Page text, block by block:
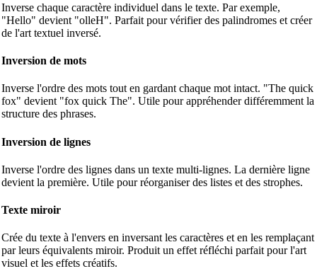
Inverse chaque caractère individuel dans le texte. Par exemple,
"Hello" devient "olleH". Parfait pour vérifier des palindromes et créer
de l'art textuel inversé.
Inversion de mots
Inverse l'ordre des mots tout en gardant chaque mot intact. "The quick
fox" devient "fox quick The". Utile pour appréhender différemment la
structure des phrases.
Inversion de lignes
Inverse l'ordre des lignes dans un texte multi‑lignes. La dernière ligne
devient la première. Utile pour réorganiser des listes et des strophes.
Texte miroir
Crée du texte à l'envers en inversant les caractères et en les remplaçant
par leurs équivalents miroir. Produit un effet réfléchi parfait pour l'art
visuel et les effets créatifs.